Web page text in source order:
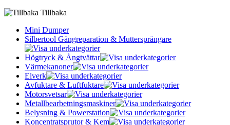
Tillbaka
Mini Dumper
Silbertool Gängreparation & Muttersprängare
Högtryck & Ångtvättar
Värmekanoner
Elverk
Avfuktare & Luftfuktare
Motorsvetsar
Metallbearbetningsmaskiner
Belysning & Powerstation
Koncentratsprutor & Kem